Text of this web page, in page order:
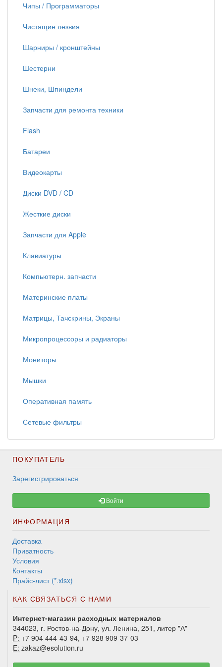
Чипы / Программаторы
Чистящие лезвия
Шарниры / кронштейны
Шестерни
Шнеки, Шпиндели
Запчасти для ремонта техники
Flash
Батареи
Видеокарты
Диски DVD / CD
Жесткие диски
Запчасти для Apple
Клавиатуры
Компьютерн. запчасти
Материнские платы
Матрицы, Тачскрины, Экраны
Микропроцессоры и радиаторы
Мониторы
Мышки
Оперативная память
Сетевые фильтры
ПОКУПАТЕЛЬ
Зарегистрироваться
Войти
ИНФОРМАЦИЯ
Доставка
Приватность
Условия
Контакты
Прайс-лист (*.xlsx)
КАК СВЯЗАТЬСЯ С НАМИ
Интернет-магазин расходных материалов
344023, г. Ростов-на-Дону, ул. Ленина, 251, литер "А"
P: +7 904 444-43-94, +7 928 909-37-03
E: zakaz@esolution.ru